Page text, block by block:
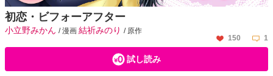
初恋・ビフォーアフター
小立野みかん / 漫画 結祈みのり / 原作
150
1
試し読み